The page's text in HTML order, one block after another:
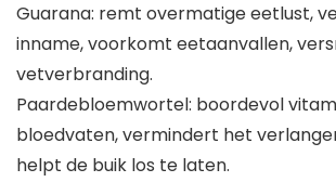
Guarana: remt overmatige eetlust,
inname, voorkomt eetaanvallen,
vetverbranding.
Paardebloemwortel: boordevol
bloedvaten, vermindert het
helpt de buik los te laten.